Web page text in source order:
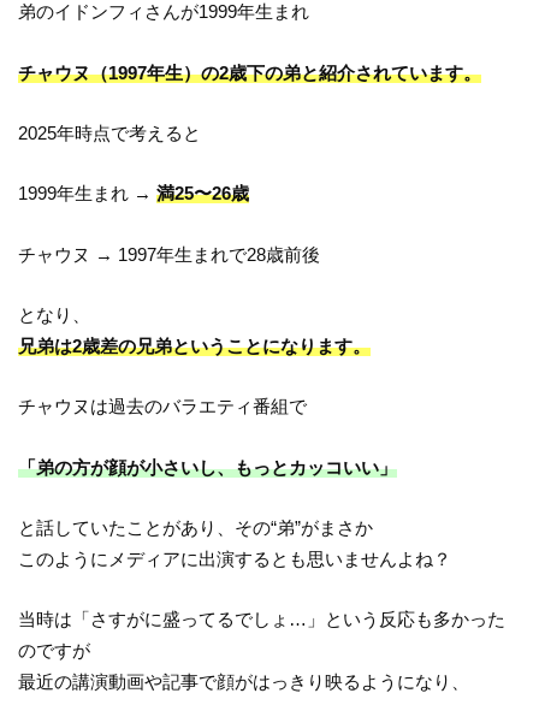
弟のイドンフィさんが1999年生まれ
チャウヌ（1997年生）の2歳下の弟と紹介されています。
2025年時点で考えると
1999年生まれ →満25〜26歳
チャウヌ → 1997年生まれで28歳前後
となり、
兄弟は2歳差の兄弟ということになります。
チャウヌは過去のバラエティ番組で
「弟の方が顔が小さいし、もっとカッコいい」
と話していたことがあり、その“弟”がまさか
このようにメディアに出演するとも思いませんよね？
当時は「さすがに盛ってるでしょ…」という反応も多かった
のですが
最近の講演動画や記事で顔がはっきり映るようになり、